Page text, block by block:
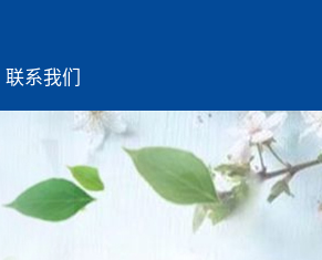
联系我们